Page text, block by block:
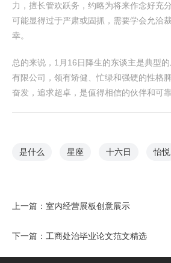
力，擅长管欢跃务，约略为将来作念好充
可能显得过于严肃或固抓，需要学会允洽
幸。
总的来说，1月16日降生的东谈主是典型
有限公司，领有矫健、忙绿和强硬的性格
奋发，追求超卓，是值得相信的伙伴和可靠
是什么 星座 十六日 怡悦
上一篇： 室内经营展板创意展示
下一篇： 工商处治毕业论文范文精选